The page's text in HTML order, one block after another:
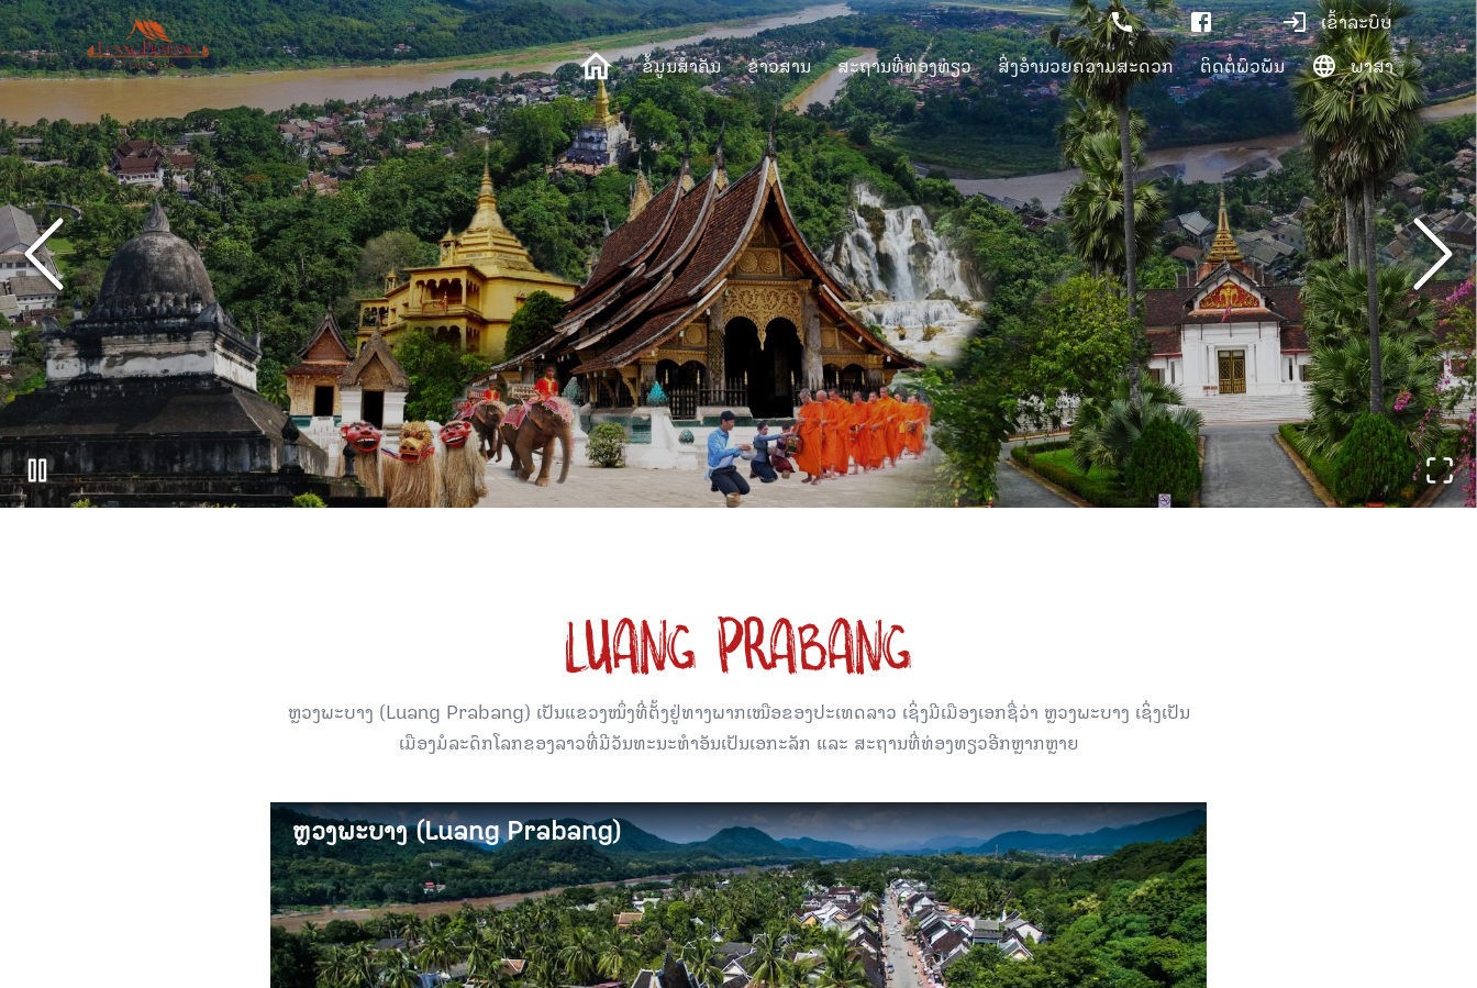
ເຂົ້າລະບົບ
ຂໍ້ມູນສຳຄັນ
ຂ່າວສານ ສະຖານທີ່ທ່ອງທ່ຽວ ສິ່ງອຳນວຍຄວາມສະດວກ ຕິດຕໍ່ພົວພັນ ພາສາ
LUANG PRABANG
ຫຼວງພະບາງ (Luang Prabang) ເປັນແຂວງໜຶ່ງທີ່ຕັ້ງຢູ່ທາງພາກເໜືອຂອງປະເທດລາວ ເຊິ່ງມີເມືອງເອກຊື່ວ່າ ຫຼວງພະບາງ ເຊິ່ງເປັນ
ເມືອງມໍລະດົກໂລກຂອງລາວທີ່ມີວັນທະນະທຳອັນເປັນເອກະລັກ ແລະ ສະຖານທີ່ທ່ອງທຽວອີກຫຼາກຫຼາຍ
ຫຼວງພະບາງ (Luang Prabang)
ຫຼວງພະບາງ (Luang Prabang)
ເມືອງຫຼວງພະບາງ ເປັນເມືອງທີ່ເກົ່າແກ່ຂອງ ສປປ ລາວ, ທີ່ເຕັມໄປດ້ວຍມົນສະເໜ່, ມີຄວາມເປັນເອກະລັກທາງດ້ານ
ວັດທະນະທຳ, ຄວາມຫຼາກຫຼາຍທາງດ້ານຊັບພະຍາກອນການທ່ອງທ່ຽວ ແລະ ມີປະຫວັດສາດຄວາມເປັນມາ ຕິດພັນກັບ
ຂະບວນວິວັດຂອງຊາດຫຼາຍຍຸກຫຼາຍສະໄໝ